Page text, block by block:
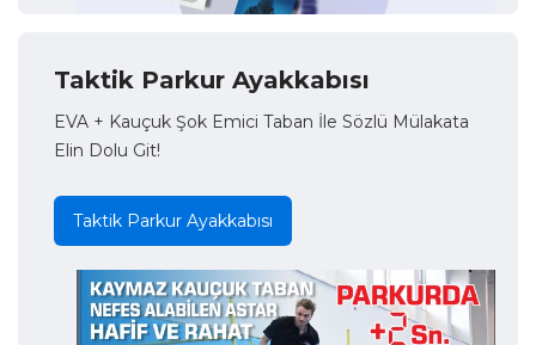
Taktik Parkur Ayakkabısı
EVA + Kauçuk Şok Emici Taban İle Sözlü Mülakata
Elin Dolu Git!
Taktik Parkur Ayakkabısı